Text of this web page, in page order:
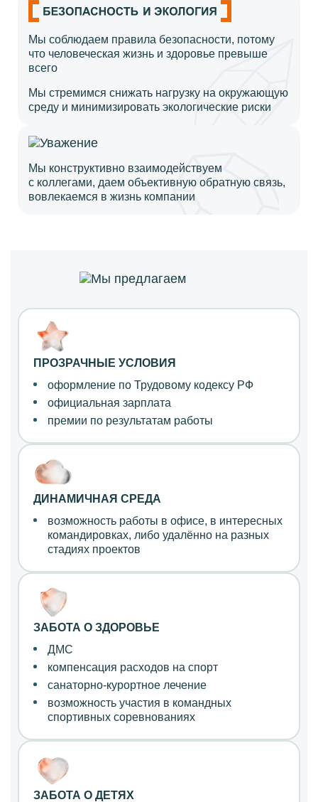
Мы соблюдаем правила безопасности, потому
что человеческая жизнь и здоровье превыше
всего
Мы стремимся снижать нагрузку на окружающую
среду и минимизировать экологические риски
Мы конструктивно взаимодействуем
с коллегами, даем объективную обратную связь,
вовлекаемся в жизнь компании
ПРОЗРАЧНЫЕ УСЛОВИЯ
оформление по Трудовому кодексу РФ
официальная зарплата
премии по результатам работы
ДИНАМИЧНАЯ СРЕДА
возможность работы в офисе, в интересных
командировках, либо удалённо на разных
стадиях проектов
ЗАБОТА О ЗДОРОВЬЕ
ДМС
компенсация расходов на спорт
санаторно-курортное лечение
возможность участия в командных
спортивных соревнованиях
ЗАБОТА О ДЕТЯХ